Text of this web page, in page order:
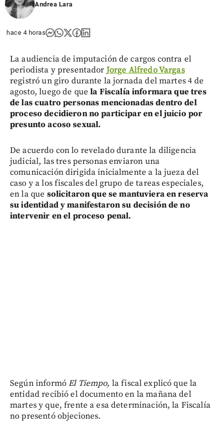
Andrea Lara
hace 4 horas
La audiencia de imputación de cargos contra el
periodista y presentador Jorge Alfredo Vargas
registró un giro durante la jornada del martes 4 de
agosto, luego de quela Fiscalía informara que tres
de las cuatro personas mencionadas dentro del
proceso decidieron no participar en el juicio por
presunto acoso sexual.
De acuerdo con lo revelado durante la diligencia
judicial, las tres personas enviaron una
comunicación dirigida inicialmente a la jueza del
caso y a los fiscales del grupo de tareas especiales,
en la que solicitaron que se mantuviera en reserva
su identidad y manifestaron su decisión de no
intervenir en el proceso penal.
Según informóEl Tiempo, la fiscal explicó que la
entidad recibió el documento en la mañana del
martes y que, frente a esa determinación, la Fiscalía
no presentó objeciones.